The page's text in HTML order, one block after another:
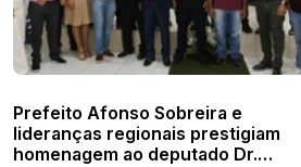
Prefeito Afonso Sobreira e
lideranças regionais prestigiam
homenagem ao deputado Dr.